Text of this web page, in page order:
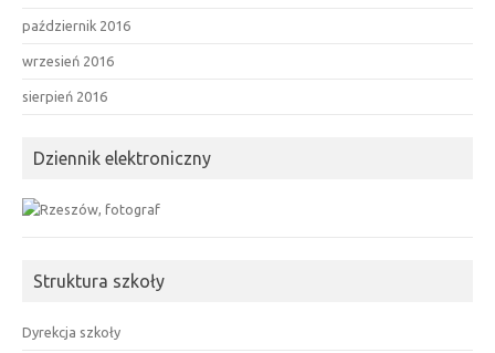
październik 2016
wrzesień 2016
sierpień 2016
Dziennik elektroniczny
Struktura szkoły
Dyrekcja szkoły